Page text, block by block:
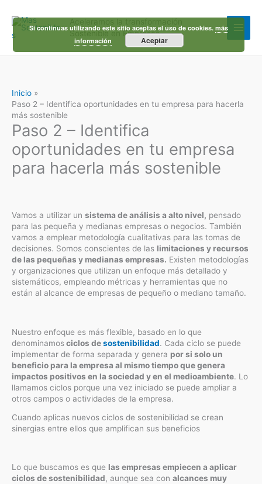
contenido
Sostenible en Empresas
Inicio
Paso 2 – Identifica oportunidades en tu empresa para hacerla
más sostenible
Paso 2 – Identifica
oportunidades en tu empresa
para hacerla más sostenible
Vamos a utilizar un sistema de análisis a alto nivel, pensado
para las pequeña y medianas empresas o negocios. También
vamos a emplear metodología cualitativas para las tomas de
decisiones. Somos conscientes de las limitaciones y recursos
de las pequeñas y medianas empresas. Existen metodologías
y organizaciones que utilizan un enfoque más detallado y
sistemáticos, empleando métricas y herramientas que no
están al alcance de empresas de pequeño o mediano tamaño.
Nuestro enfoque es más flexible, basado en lo que
denominamosciclos desostenibilidad. Cada ciclo se puede
implementar de forma separada y genera por si solo un
beneficio para la empresa al mismo tiempo que genera
impactos positivos en la sociedad y en el medioambiente. Lo
llamamos ciclos porque una vez iniciado se puede ampliar a
otros campos o actividades de la empresa.
Cuando aplicas nuevos ciclos de sostenibilidad se crean
sinergias entre ellos que amplifican sus beneficios
Lo que buscamos es que las empresas empiecen a aplicar
ciclos de sostenibilidad, aunque sea con alcances muy
Si continuas utilizando este sitio aceptas el uso de cookies.más
información
Aceptar